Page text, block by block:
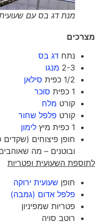
מנת דג בס עם שעועית
מצרכים
נתחדג בס
2-3 מנגו
1/2 כפית
סילאן
1 כפית
סוכר
קורטמלח
קורטפלפל שחור
1 כפית מיץ
לימון
חופן פיצוחים (שקדים
ובוטנים – מה שאוהבים)
לתוספת השעועית ופטריות
חופןשעועית ירוקה
פלפל אדום (גמבה)
פטריות שמפיניון
רוטב סויה